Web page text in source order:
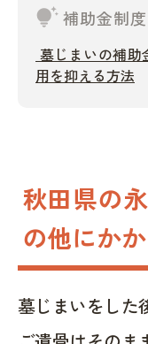
tips_and_updates補助金制
墓じまいの補助
用を抑える方法
秋田県の
の他にか
墓じまいをした